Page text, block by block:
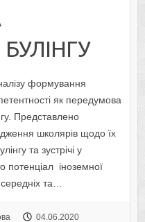
формування
як передумова
Представлено
школярів щодо їх
та зустрічі у
потенціал іноземної
та…
04.06.2020